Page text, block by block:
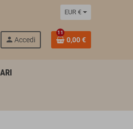
EUR €
person Accedi
11
0,00 €